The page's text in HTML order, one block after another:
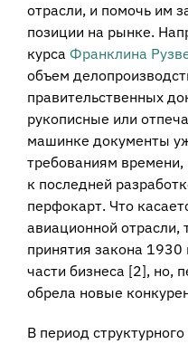
отрасли, и помочь им
позиции на рынке.
курса Франклина
объем
правительственных
рукописные или
машинке документы
требованиям времени,
к последней
перфокарт. Что
авиационной отрасли,
принятия закона 1930
части бизнеса [2], но,
обрела новые
В период